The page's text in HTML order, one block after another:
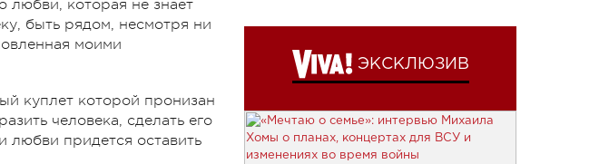
любви, которая не знает
быть рядом, несмотря ни
моими
куплет которой пронизан
человека, сделать его
придется оставить
ЭКСКЛЮЗИВ